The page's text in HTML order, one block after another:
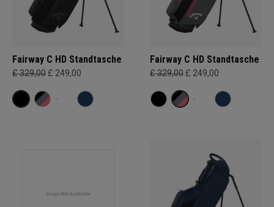
Fairway C HD Standtasche
£ 329,00 £ 249,00
Fairway C HD Standtasche
£ 329,00 £ 249,00